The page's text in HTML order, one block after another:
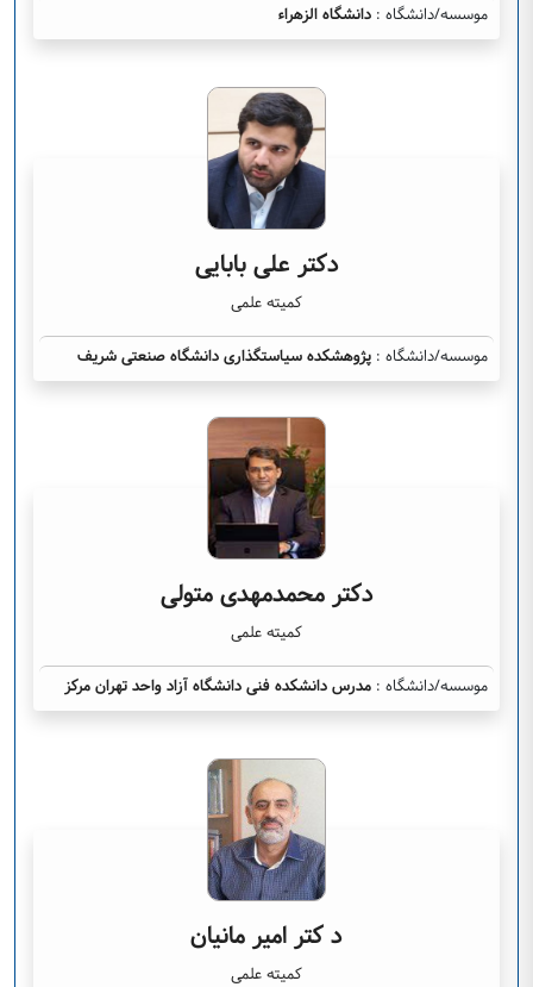
موسسه/دانشگاه : دانشگاه الزهراء
دکتر علی بابایی
کمیته علمی
موسسه/دانشگاه : پژوهشکده سیاستگذاری دانشگاه صنعتی شریف
دکتر محمدمهدی متولی
کمیته علمی
موسسه/دانشگاه : مدرس دانشکده فنی دانشگاه آزاد واحد تهران مرکز
د کتر امیر مانیان
کمیته علمی